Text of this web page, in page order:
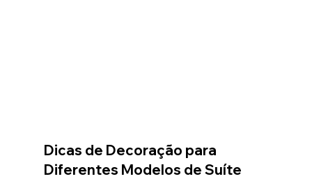
Dicas de Decoração para
Diferentes Modelos de Suíte